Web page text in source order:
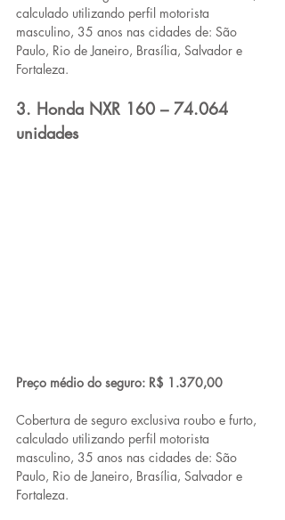
calculado utilizando perfil motorista
masculino, 35 anos nas cidades de: São
Paulo, Rio de Janeiro, Brasília, Salvador e
Fortaleza.
3. Honda NXR 160 – 74.064
unidades
Preço médio do seguro: R$ 1.370,00
Cobertura de seguro exclusiva roubo e furto,
calculado utilizando perfil motorista
masculino, 35 anos nas cidades de: São
Paulo, Rio de Janeiro, Brasília, Salvador e
Fortaleza.